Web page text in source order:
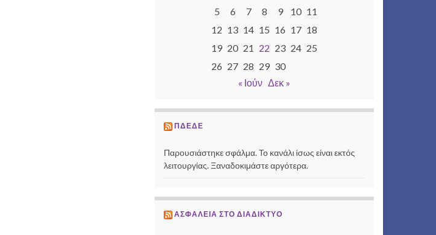
5
6 7 8 9 10 11
12 13 14 15 16 17 18
19 20 21 22 23 24 25
26 27 28 29 30
« Ιούν Δεκ »
ΠΔΕΔΕ
Παρουσιάστηκε σφάλμα. Το κανάλι ίσως είναι εκτός
λειτουργίας. Ξαναδοκιμάστε αργότερα.
ΑΣΦΆΛΕΙΑ ΣΤΟ ΔΙΑΔΊΚΤΥΟ